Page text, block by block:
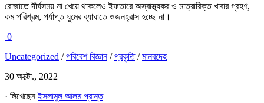
রোজাতে দীর্ঘসময় না খেয়ে থাকলেও ইফতারে অস্বাস্থ্যকর ও মাত্রারিক্ত খাবার গ্রহণ,
কম পরিশ্রম, পর্যাপ্ত ঘুমের ব্যাঘাতে ওজনহ্রাস হচ্ছে না।
0
Uncategorized /পরিবেশ বিজ্ঞান/প্রকৃতি/মানবদেহ
30 অক্টো., 2022
· লিখেছেনইসলামুল আলম প্রান্ত